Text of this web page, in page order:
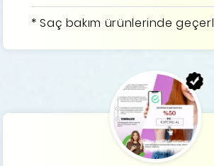
* Saç bakım ürünlerinde